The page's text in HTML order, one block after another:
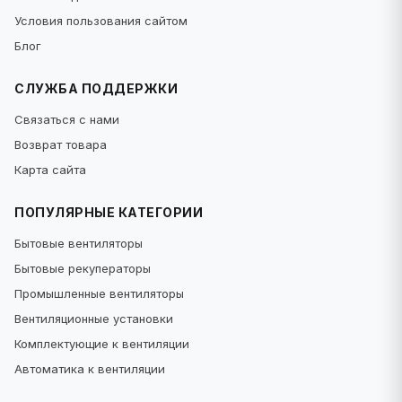
Рекомендуемые товары:
Условия пользования сайтом
Блог
СЛУЖБА ПОДДЕРЖКИ
Связаться с нами
Возврат товара
Карта сайта
ПОПУЛЯРНЫЕ КАТЕГОРИИ
Бытовые вентиляторы
Бытовые рекуператоры
Промышленные вентиляторы
Вентиляционные установки
Комплектующие к вентиляции
Автоматика к вентиляции